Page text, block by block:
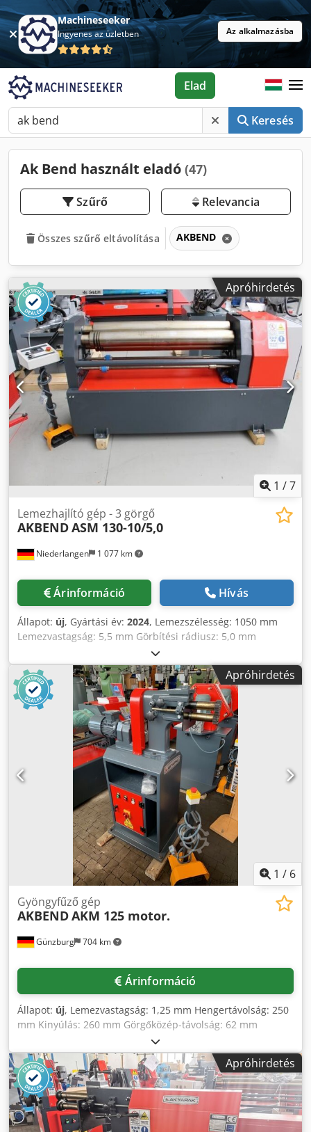
Machineseeker
Ingyenes az üzletben Az alkalmazásba
Keresés
Elad
Ak Bend használt eladó (47)
Szűrő Relevancia
Összes szűrő eltávolítása AKBEND
Apróhirdetés
1 /7
Niederlangen 1 077 km
Lemezhajlító gép - 3 görgő
AKBENDASM 130-10/5,0
Árinformáció Hívás
Állapot: új, Gyártási év: 2024, Lemezszélesség: 1050 mm
Lemezvastagság: 5,5 mm Görbítési rádiusz: 5,0 mm
Hengerdiaméter: 130 / 195 mm Teljesítményigény: 2,2 kW
Gépsúly: kb. 1050 kg Szükséges hely: kb. 2150 x 900 x 1200
mm Felszereltség: Credpfxeq Sz Aho Ad Ref - 2 központi
henger, elektromos motorral hajtva - Felső henger oldalra
kihajtható - Kúpos hajlító egység - Külön kezelőpanel -
Önfelfalós főmotor - CE jelölés/megfelelőségi nyilatkozat A
vételárban szereplő speciális felszerelések: - edzett
hengerek - motoros hátsó hengerállító - digitális kijelző
Apróhirdetés
1 / 6
Günzburg 704 km
Gyöngyfűző gép
AKBENDAKM 125 motor.
Árinformáció
Állapot: új, Lemezvastagság: 1,25 mm Hengertávolság: 250
mm Kinyúlás: 260 mm Görgőközép-távolság: 62 mm
Befogás: 26 mm Sebesség: 6,3 m/perc Cedpfoyvvruox Ad
Rerf Teljesítményigény: 0,7 kW Tömeg: 170 kg Méretek (H x
Sz x M): 1020x600x1500 mm Felszereltség: - Motoros
gyöngyözőgép - 5 garnitúra gyöngyhenger - Lábpedál
Apróhirdetés